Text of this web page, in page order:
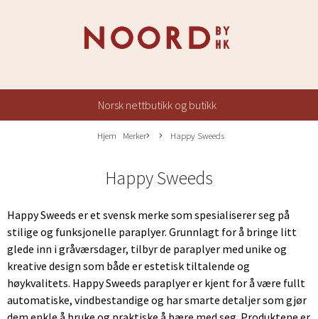
Norsk nettbutikk og butikk
Hjem Merker Happy Sweeds
Happy Sweeds
Happy Sweeds er et svensk merke som spesialiserer seg på
stilige og funksjonelle paraplyer. Grunnlagt for å bringe litt
glede inn i gråværsdager, tilbyr de paraplyer med unike og
kreative design som både er estetisk tiltalende og
høykvalitets. Happy Sweeds paraplyer er kjent for å være fullt
automatiske, vindbestandige og har smarte detaljer som gjør